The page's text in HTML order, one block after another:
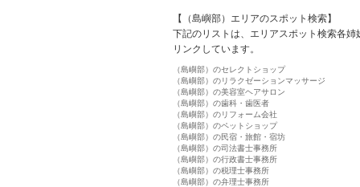
【（島嶼部）エリアのスポット検索】
下記のリストは、エリアスポット検索各
リンクしています。
（島嶼部）のセレクトショップ
（島嶼部）のリラクゼーションマッサージ
（島嶼部）の美容室ヘアサロン
（島嶼部）の歯科・歯医者
（島嶼部）のリフォーム会社
（島嶼部）のペットショップ
（島嶼部）の民宿・旅館・宿坊
（島嶼部）の司法書士事務所
（島嶼部）の行政書士事務所
（島嶼部）の税理士事務所
（島嶼部）の弁理士事務所